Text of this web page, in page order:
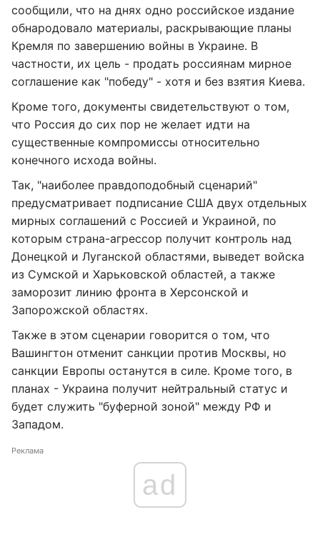
сообщили, что на днях одно российское издание
обнародовало материалы, раскрывающие планы
Кремля по завершению войны в Украине. В
частности, их цель - продать россиянам мирное
соглашение как "победу" - хотя и без взятия Киева.
Кроме того, документы свидетельствуют о том,
что Россия до сих пор не желает идти на
существенные компромиссы относительно
конечного исхода войны.
Так, "наиболее правдоподобный сценарий"
предусматривает подписание США двух отдельных
мирных соглашений с Россией и Украиной, по
которым страна-агрессор получит контроль над
Донецкой и Луганской областями, выведет войска
из Сумской и Харьковской областей, а также
заморозит линию фронта в Херсонской и
Запорожской областях.
Также в этом сценарии говорится о том, что
Вашингтон отменит санкции против Москвы, но
санкции Европы останутся в силе. Кроме того, в
планах - Украина получит нейтральный статус и
будет служить "буферной зоной" между РФ и
Западом.
Реклама
ad